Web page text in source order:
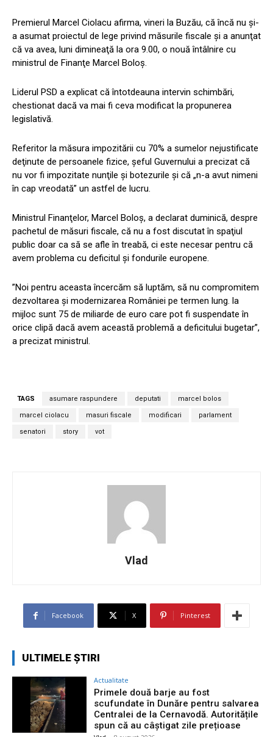
Premierul Marcel Ciolacu afirma, vineri la Buzău, că încă nu şi-
a asumat proiectul de lege privind măsurile fiscale şi a anunţat
că va avea, luni dimineaţă la ora 9.00, o nouă întâlnire cu
ministrul de Finanţe Marcel Boloş.
Liderul PSD a explicat că întotdeauna intervin schimbări,
chestionat dacă va mai fi ceva modificat la propunerea
legislativă.
Referitor la măsura impozitării cu 70% a sumelor nejustificate
deţinute de persoanele fizice, şeful Guvernului a precizat că
nu vor fi impozitate nunţile şi botezurile şi că „n-a avut nimeni
în cap vreodată” un astfel de lucru.
Ministrul Finanţelor, Marcel Boloş, a declarat duminică, despre
pachetul de măsuri fiscale, că nu a fost discutat în spaţiul
public doar ca să se afle în treabă, ci este necesar pentru că
avem problema cu deficitul şi fondurile europene.
”Noi pentru aceasta încercăm să luptăm, să nu compromitem
dezvoltarea şi modernizarea României pe termen lung. la
mijloc sunt 75 de miliarde de euro care pot fi suspendate în
orice clipă dacă avem această problemă a deficitului bugetar”,
a precizat ministrul.
TAGS asumare raspundere deputati marcel bolos
marcel ciolacu masuri fiscale modificari parlament
senatori story vot
Vlad
Facebook X Pinterest
ULTIMELE ȘTIRI
Actualitate
Primele două barje au fost
scufundate în Dunăre pentru salvarea
Centralei de la Cernavodă. Autoritățile
spun că au câștigat zile prețioase